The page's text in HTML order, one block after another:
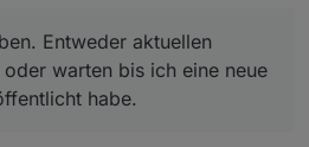
werden sie auch ausgeblendet
veröffentlicht habe.
Entweder aktuellen
warten bis ich eine neue
habe.